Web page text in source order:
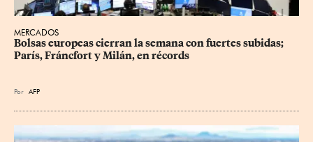
MERCADOS
Bolsas europeas cierran la semana con fuertes subidas;
París, Fráncfort y Milán, en récords
Por AFP